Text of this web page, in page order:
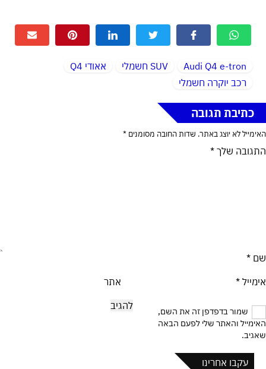
Audi Q4 e-tron SUV חשמלי
אאודי Q4
רכב יוקרה חשמלי
כתיבת תגובה
האימייל לא יוצג באתר. שדות החובה מסומנים *
התגובה שלך *
שם *
אימייל * אתר
שמור בדפדפן זה את השם,
האימייל והאתר שלי לפעם הבאה
שאגיב.
עקבו אחרינו